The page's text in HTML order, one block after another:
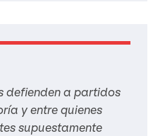
defienden a partidos
y entre quienes
supuestamente